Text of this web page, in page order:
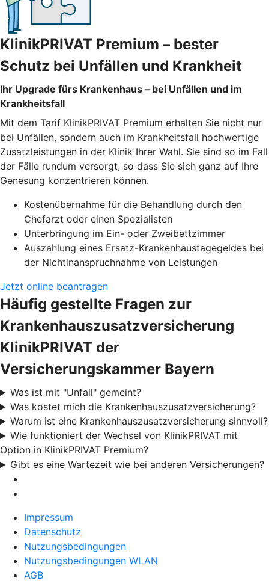
KlinikPRIVAT Premium – bester
Schutz bei Unfällen und Krankheit
Ihr Upgrade fürs Krankenhaus – bei Unfällen und im
Krankheitsfall
Mit dem Tarif KlinikPRIVAT Premium erhalten Sie nicht nur
bei Unfällen, sondern auch im Krankheitsfall hochwertige
Zusatzleistungen in der Klinik Ihrer Wahl. Sie sind so im Fall
der Fälle rundum versorgt, so dass Sie sich ganz auf Ihre
Genesung konzentrieren können.
Kostenübernahme für die Behandlung durch den
Chefarzt oder einen Spezialisten
Unterbringung im Ein- oder Zweibettzimmer
Auszahlung eines Ersatz-Krankenhaustagegeldes bei
der Nichtinanspruchnahme von Leistungen
Jetzt online beantragen
Häufig gestellte Fragen zur
Krankenhauszusatzversicherung
KlinikPRIVAT der
Versicherungskammer Bayern
Was ist mit "Unfall" gemeint?
Was kostet mich die Krankenhauszusatzversicherung?
Warum ist eine Krankenhauszusatzversicherung sinnvoll?
Wie funktioniert der Wechsel von KlinikPRIVAT mit
Option in KlinikPRIVAT Premium?
Gibt es eine Wartezeit wie bei anderen Versicherungen?
Impressum
Datenschutz
Nutzungsbedingungen
Nutzungsbedingungen WLAN
AGB